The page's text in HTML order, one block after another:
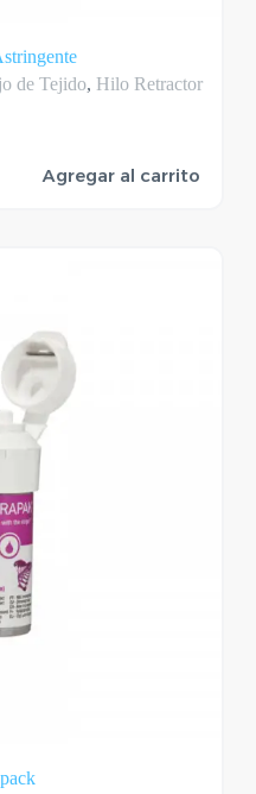
de Tejido, Hilo Retractor
Agregar al carrito